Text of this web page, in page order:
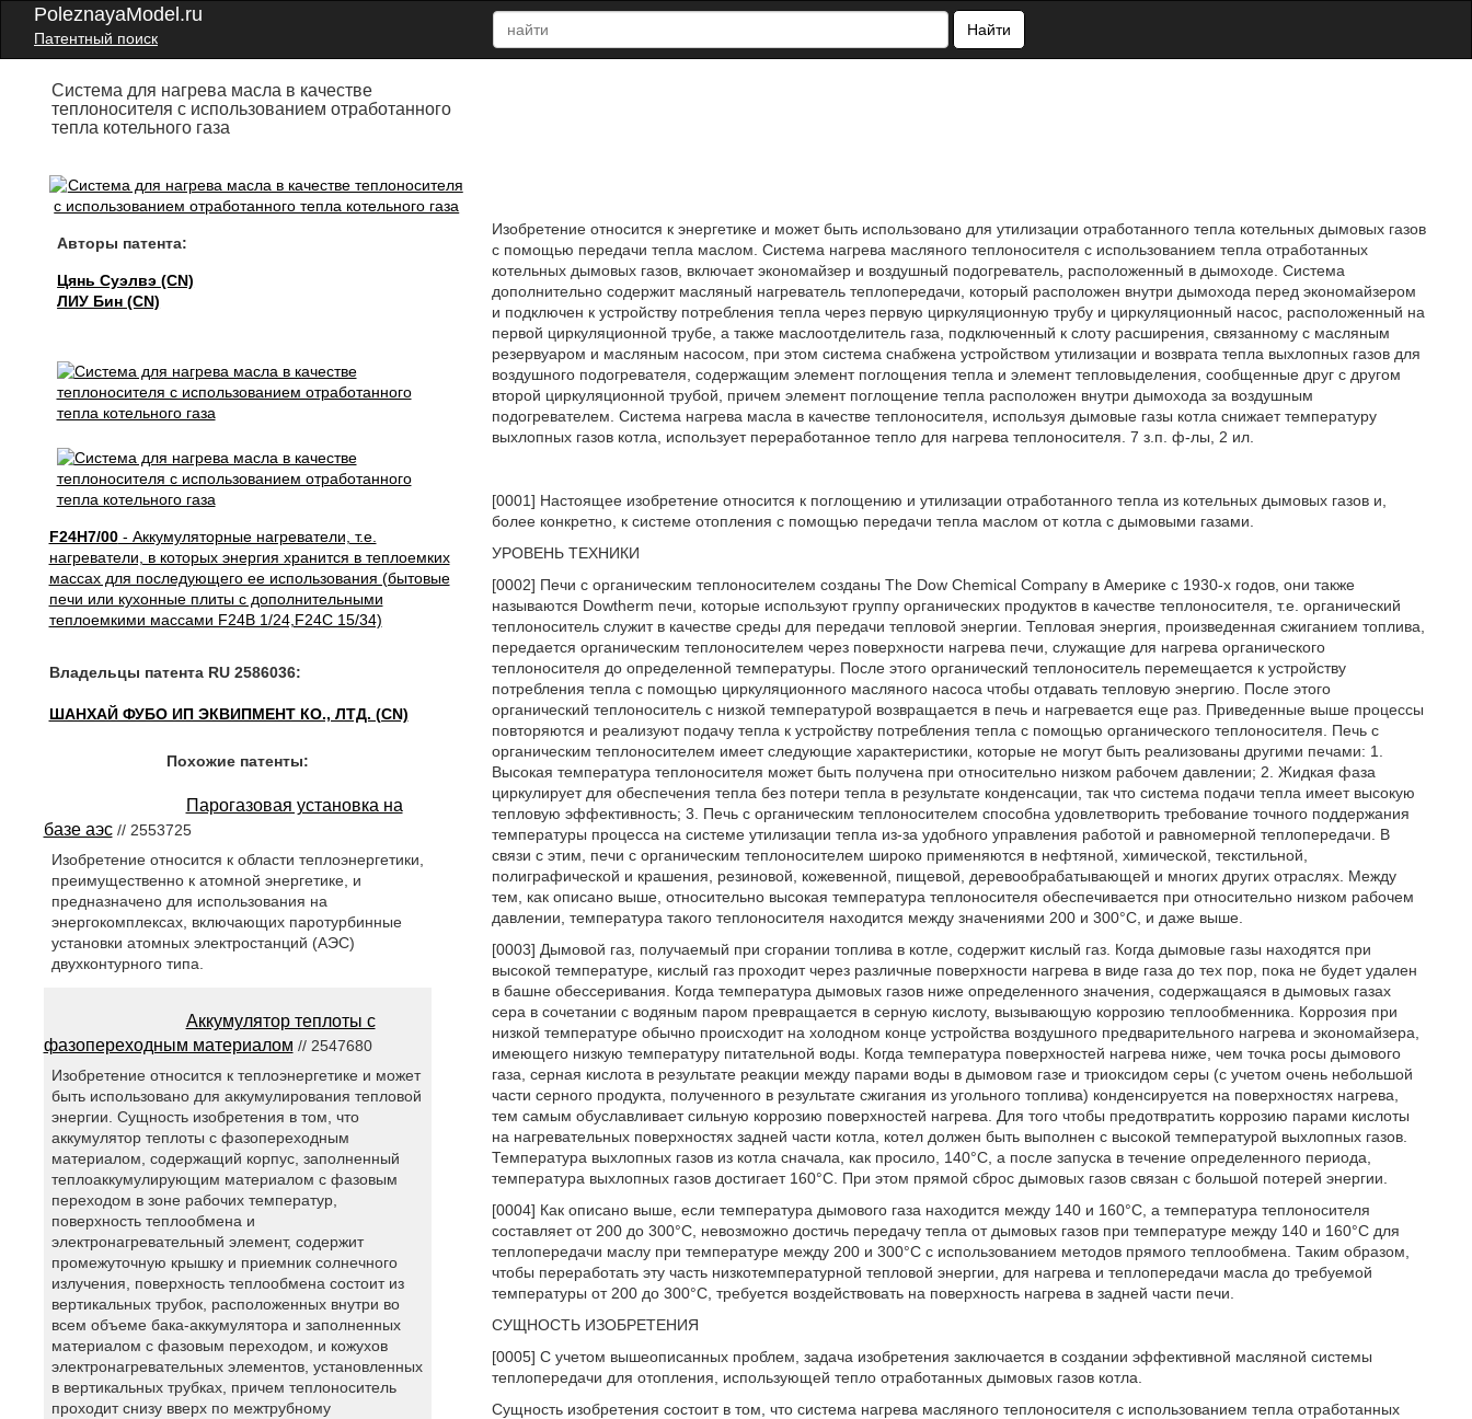
PoleznayaModel.ru
Патентный поиск
Найти
Система для нагрева масла в качестве
теплоносителя с использованием отработанного
тепла котельного газа
Авторы патента:
Цянь Суэлвэ (CN)
ЛИУ Бин (CN)
F24H7/00- Аккумуляторные нагреватели, т.е.
нагреватели, в которых энергия хранится в теплоемких
массах для последующего ее использования (бытовые
печи или кухонные плиты с дополнительными
теплоемкими массами F24B 1/24,F24C 15/34)
Владельцы патента RU 2586036:
ШАНХАЙ ФУБО ИП ЭКВИПМЕНТ КО., ЛТД. (CN)
Изобретение относится к энергетике и может быть использовано для утилизации отработанного тепла котельных дымовых газов
с помощью передачи тепла маслом. Система нагрева масляного теплоносителя с использованием тепла отработанных
котельных дымовых газов, включает экономайзер и воздушный подогреватель, расположенный в дымоходе. Система
дополнительно содержит масляный нагреватель теплопередачи, который расположен внутри дымохода перед экономайзером
и подключен к устройству потребления тепла через первую циркуляционную трубу и циркуляционный насос, расположенный на
первой циркуляционной трубе, а также маслоотделитель газа, подключенный к слоту расширения, связанному с масляным
резервуаром и масляным насосом, при этом система снабжена устройством утилизации и возврата тепла выхлопных газов для
воздушного подогревателя, содержащим элемент поглощения тепла и элемент тепловыделения, сообщенные друг с другом
второй циркуляционной трубой, причем элемент поглощение тепла расположен внутри дымохода за воздушным
подогревателем. Система нагрева масла в качестве теплоносителя, используя дымовые газы котла снижает температуру
выхлопных газов котла, использует переработанное тепло для нагрева теплоносителя. 7 з.п. ф-лы, 2 ил.
[0001] Настоящее изобретение относится к поглощению и утилизации отработанного тепла из котельных дымовых газов и,
более конкретно, к системе отопления с помощью передачи тепла маслом от котла с дымовыми газами.
УРОВЕНЬ ТЕХНИКИ
[0002] Печи с органическим теплоносителем созданы The Dow Chemical Company в Америке с 1930-х годов, они также
называются Dowtherm печи, которые используют группу органических продуктов в качестве теплоносителя, т.е. органический
теплоноситель служит в качестве среды для передачи тепловой энергии. Тепловая энергия, произведенная сжиганием топлива,
передается органическим теплоносителем через поверхности нагрева печи, служащие для нагрева органического
теплоносителя до определенной температуры. После этого органический теплоноситель перемещается к устройству
потребления тепла с помощью циркуляционного масляного насоса чтобы отдавать тепловую энергию. После этого
органический теплоноситель с низкой температурой возвращается в печь и нагревается еще раз. Приведенные выше процессы
повторяются и реализуют подачу тепла к устройству потребления тепла с помощью органического теплоносителя. Печь с
органическим теплоносителем имеет следующие характеристики, которые не могут быть реализованы другими печами: 1.
Высокая температура теплоносителя может быть получена при относительно низком рабочем давлении; 2. Жидкая фаза
циркулирует для обеспечения тепла без потери тепла в результате конденсации, так что система подачи тепла имеет высокую
тепловую эффективность; 3. Печь с органическим теплоносителем способна удовлетворить требование точного поддержания
температуры процесса на системе утилизации тепла из-за удобного управления работой и равномерной теплопередачи. В
связи с этим, печи с органическим теплоносителем широко применяются в нефтяной, химической, текстильной,
полиграфической и крашения, резиновой, кожевенной, пищевой, деревообрабатывающей и многих других отраслях. Между
тем, как описано выше, относительно высокая температура теплоносителя обеспечивается при относительно низком рабочем
давлении, температура такого теплоносителя находится между значениями 200 и 300°C, и даже выше.
[0003] Дымовой газ, получаемый при сгорании топлива в котле, содержит кислый газ. Когда дымовые газы находятся при
высокой температуре, кислый газ проходит через различные поверхности нагрева в виде газа до тех пор, пока не будет удален
в башне обессеривания. Когда температура дымовых газов ниже определенного значения, содержащаяся в дымовых газах
сера в сочетании с водяным паром превращается в серную кислоту, вызывающую коррозию теплообменника. Коррозия при
низкой температуре обычно происходит на холодном конце устройства воздушного предварительного нагрева и экономайзера,
имеющего низкую температуру питательной воды. Когда температура поверхностей нагрева ниже, чем точка росы дымового
газа, серная кислота в результате реакции между парами воды в дымовом газе и триоксидом серы (с учетом очень небольшой
части серного продукта, полученного в результате сжигания из угольного топлива) конденсируется на поверхностях нагрева,
тем самым обуславливает сильную коррозию поверхностей нагрева. Для того чтобы предотвратить коррозию парами кислоты
на нагревательных поверхностях задней части котла, котел должен быть выполнен с высокой температурой выхлопных газов.
Температура выхлопных газов из котла сначала, как просило, 140°C, а после запуска в течение определенного периода,
температура выхлопных газов достигает 160°C. При этом прямой сброс дымовых газов связан с большой потерей энергии.
[0004] Как описано выше, если температура дымового газа находится между 140 и 160°C, а температура теплоносителя
составляет от 200 до 300°C, невозможно достичь передачу тепла от дымовых газов при температуре между 140 и 160°C для
теплопередачи маслу при температуре между 200 и 300°C с использованием методов прямого теплообмена. Таким образом,
чтобы переработать эту часть низкотемпературной тепловой энергии, для нагрева и теплопередачи масла до требуемой
температуры от 200 до 300°C, требуется воздействовать на поверхность нагрева в задней части печи.
СУЩНОСТЬ ИЗОБРЕТЕНИЯ
[0005] С учетом вышеописанных проблем, задача изобретения заключается в создании эффективной масляной системы
теплопередачи для отопления, использующей тепло отработанных дымовых газов котла.
Сущность изобретения состоит в том, что система нагрева масляного теплоносителя с использованием тепла отработанных
Похожие патенты:
Парогазовая установка на
базе аэс// 2553725
Изобретение относится к области теплоэнергетики,
преимущественно к атомной энергетике, и
предназначено для использования на
энергокомплексах, включающих паротурбинные
установки атомных электростанций (АЭС)
двухконтурного типа.
Аккумулятор теплоты с
фазопереходным материалом // 2547680
Изобретение относится к теплоэнергетике и может
быть использовано для аккумулирования тепловой
энергии. Сущность изобретения в том, что
аккумулятор теплоты с фазопереходным
материалом, содержащий корпус, заполненный
теплоаккумулирующим материалом с фазовым
переходом в зоне рабочих температур,
поверхность теплообмена и
электронагревательный элемент, содержит
промежуточную крышку и приемник солнечного
излучения, поверхность теплообмена состоит из
вертикальных трубок, расположенных внутри во
всем объеме бака-аккумулятора и заполненных
материалом с фазовым переходом, и кожухов
электронагревательных элементов, установленных
в вертикальных трубках, причем теплоноситель
проходит снизу вверх по межтрубному